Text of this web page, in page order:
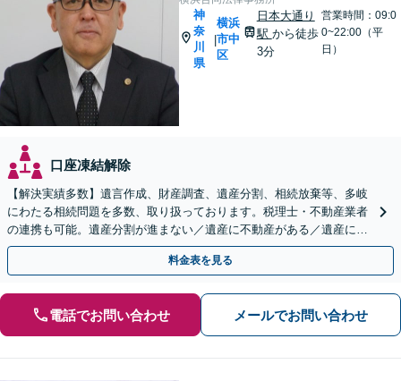
神
奈
川
県
|
横浜
市中
区
日本大通り
駅 から徒歩
3分
営業時間：09:0
0~22:00（平
日）
口座凍結解除
【解決実績多数】遺言作成、財産調査、遺産分割、相続放棄等、多岐
にわたる相続問題を多数、取り扱っております。税理士・不動産業者
の連携も可能。遺産分割が進まない／遺産に不動産がある／遺産に負
債がある（限定承認）等、相続のご相談はお任せください。
料金表を見る
電話でお問い合わせ メールでお問い合わせ